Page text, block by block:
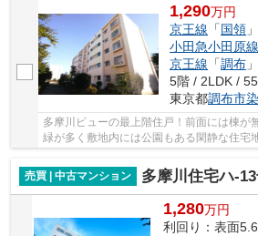
1,290万円
京王線 「国領
小田急小田原線
京王線 「調布
5階 / 2LDK /
東京都調布市
多摩川ビューの最上階住戸！前面には棟が
緑が多く敷地内には公園もある閑静な住宅
す♪
売買 | 中古マンション
多摩川住宅ハ-
1,280万円
利回り：表面